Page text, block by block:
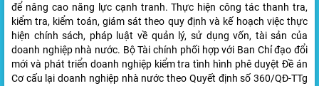
để nâng cao năng lực cạnh tranh. Thực hiện công tác thanh tra,
kiểm tra, kiểm toán, giám sát theo quy định và kế hoạch việc thực
hiện chính sách, pháp luật về quản lý, sử dụng vốn, tài sản của
doanh nghiệp nhà nước. Bộ Tài chính phối hợp với Ban Chỉ đạo đổi
mới và phát triển doanh nghiệp kiểm tra tình hình phê duyệt Đề án
Cơ cấu lại doanh nghiệp nhà nước theo Quyết định số 360/QĐ-TTg